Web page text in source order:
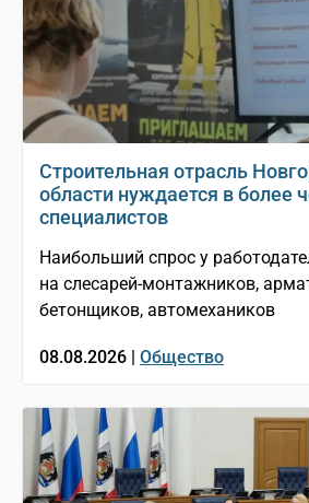
Строительная отрасль
области нуждается в более
специалистов
Наибольший спрос у
на слесарей-монтажников,
бетонщиков, автомехаников
08.08.2026 | Общество